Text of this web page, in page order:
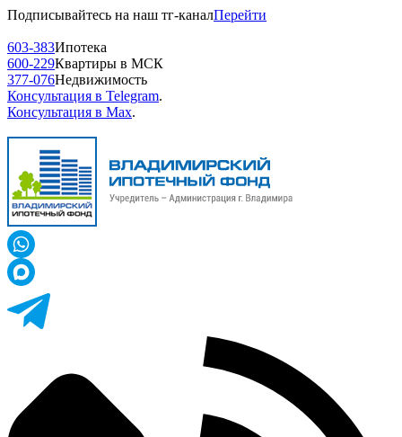
Подписывайтесь на наш тг-каналПерейти
603-383Ипотека
600-229Квартиры в МСК
377-076Недвижимость
Консультация в Telegram.
Консультация в Max.